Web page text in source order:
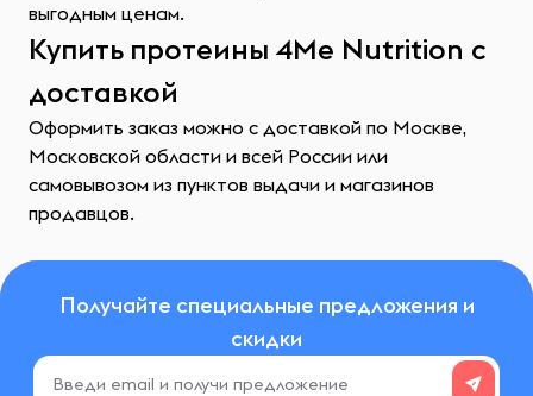
выгодным ценам.
Купить протеины 4Me Nutrition с
доставкой
Оформить заказ можно с доставкой по Москве,
Московской области и всей России или
самовывозом из пунктов выдачи и магазинов
продавцов.
Получайте специальные предложения и
скидки